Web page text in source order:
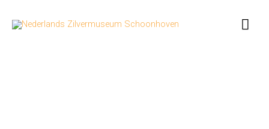
naar